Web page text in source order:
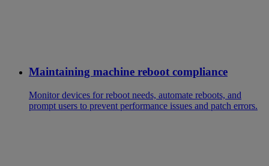
Maintaining machine reboot compliance
Monitor devices for reboot needs, automate reboots, and
prompt users to prevent performance issues and patch errors.